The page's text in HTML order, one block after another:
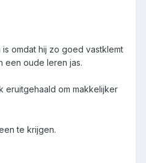
omdat hij zo goed vastklemt
een oude leren jas.
eruitgehaald om makkelijker
te krijgen.